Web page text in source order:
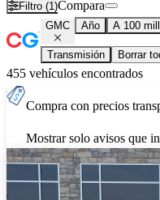
Filtro (1)Compara
GMC Año A 100
Transmisión Borrar
455 vehículos encontrados
Compra con precios
Mostrar solo avisos que